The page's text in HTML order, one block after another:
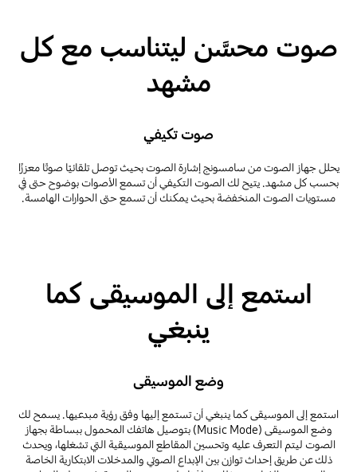
صوت محسَّن ليتناسب مع كل
مشهد
صوت تكيفي
يحلل جهاز الصوت من سامسونج إشارة الصوت بحيث توصل تلقائيًا صوتًا معززًا
بحسب كل مشهد. يتيح لك الصوت التكيفي أن تسمع الأصوات بوضوح حتى في
مستويات الصوت المنخفضة بحيث يمكنك أن تسمع حتى الحوارات الهامسة.
استمع إلى الموسيقى كما
ينبغي
وضع الموسيقى
استمع إلى الموسيقى كما ينبغي أن تستمع إليها وفق رؤية مبدعيها. يسمح لك
وضع الموسيقى (Music Mode) بتوصيل هاتفك المحمول ببساطة بجهاز
الصوت ليتم التعرف عليه وتحسين المقاطع الموسيقية التي تشغلها، ويحدث
ذلك عن طريق إحداث توازن بين الإبداع الصوتي والمدخلات الابتكارية الخاصة